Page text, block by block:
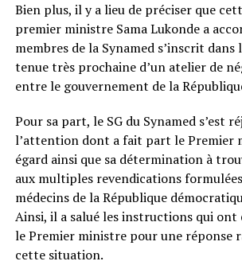
Bien plus, il y a lieu de préciser que
premier ministre Sama Lukonde a
membres de la Synamed s’inscrit dans
tenue très prochaine d’un atelier de
entre le gouvernement de la
Pour sa part, le SG du Synamed s’est
l’attention dont a fait part le Premier
égard ainsi que sa détermination à
aux multiples revendications
médecins de la République
Ainsi, il a salué les instructions qui ont
le Premier ministre pour une réponse
cette situation.